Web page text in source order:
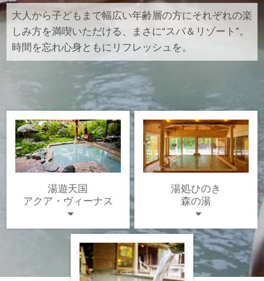
大人から子どもまで幅広い年齢層の方にそれぞれの楽
しみ方を満喫いただける、まさに“スパ＆リゾート”。
時間を忘れ心身ともにリフレッシュを。
湯遊天国
アクア・ヴィーナス
湯処ひのき
森の湯